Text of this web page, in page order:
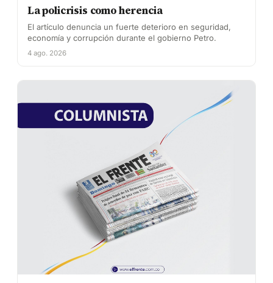
La policrisis como herencia
El artículo denuncia un fuerte deterioro en seguridad,
economía y corrupción durante el gobierno Petro.
4 ago. 2026